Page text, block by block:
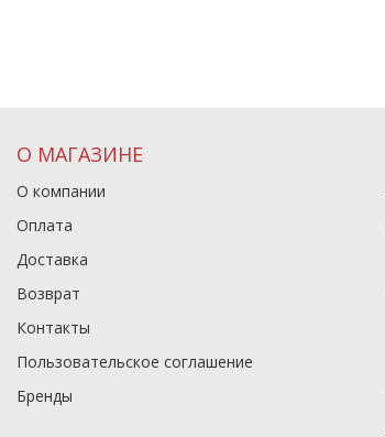
О МАГАЗИНЕ
О компании
Оплата
Доставка
Возврат
Контакты
Пользовательское соглашение
Бренды